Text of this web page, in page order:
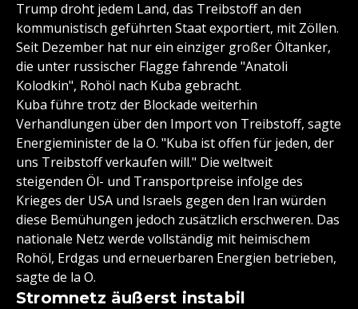
Trump droht jedem Land, das Treibstoff an den
kommunistisch geführten Staat exportiert, mit Zöllen.
Seit Dezember hat nur ein einziger großer Öltanker,
die unter russischer Flagge fahrende "Anatoli
Kolodkin", Rohöl nach Kuba gebracht.
Kuba führe trotz der Blockade weiterhin
Verhandlungen über den Import von Treibstoff, sagte
Energieminister de la O. "Kuba ist offen für jeden, der
uns Treibstoff verkaufen will." Die weltweit
steigenden Öl- und Transportpreise infolge des
Krieges der USA und Israels gegen den Iran würden
diese Bemühungen jedoch zusätzlich erschweren. Das
nationale Netz werde vollständig mit heimischem
Rohöl, Erdgas und erneuerbaren Energien betrieben,
sagte de la O.
Stromnetz äußerst instabil